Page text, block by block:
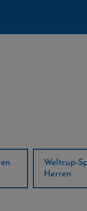
Weltcup-
Mixed-Team